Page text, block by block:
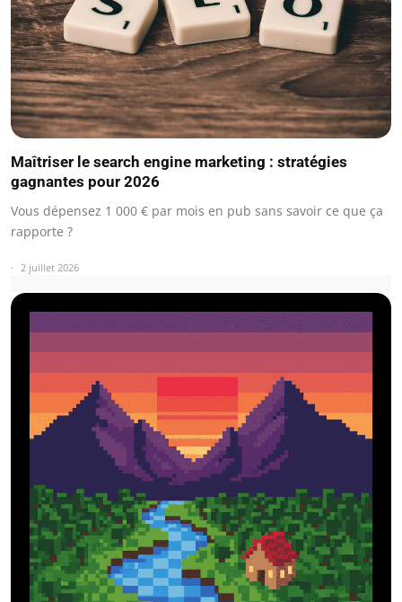
Maîtriser le search engine marketing : stratégies
gagnantes pour 2026
Vous dépensez 1 000 € par mois en pub sans savoir ce que ça
rapporte ?
2 juillet 2026